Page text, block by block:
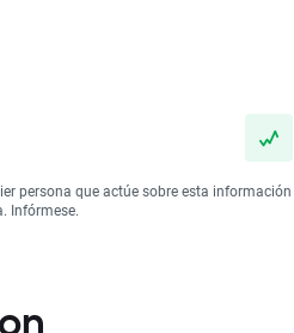
persona que actúe sobre esta
Infórmese.